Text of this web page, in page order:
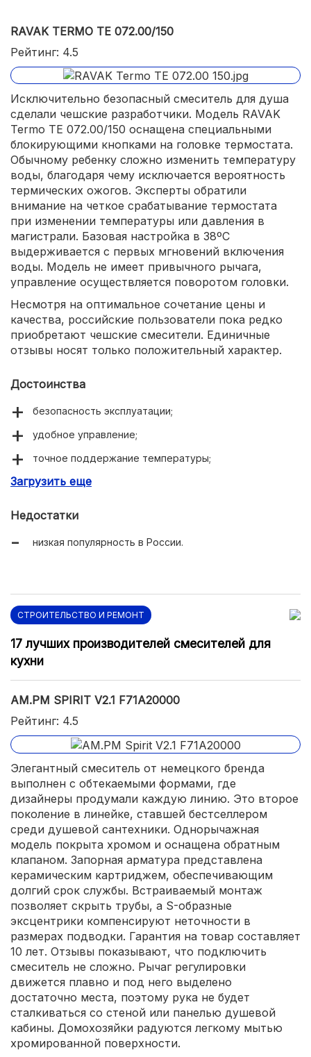
RAVAK TERMO TE 072.00/150
Рейтинг: 4.5
Исключительно безопасный смеситель для душа
сделали чешские разработчики. Модель RAVAK
Termo TE 072.00/150 оснащена специальными
блокирующими кнопками на головке термостата.
Обычному ребенку сложно изменить температуру
воды, благодаря чему исключается вероятность
термических ожогов. Эксперты обратили
внимание на четкое срабатывание термостата
при изменении температуры или давления в
магистрали. Базовая настройка в 38ºС
выдерживается с первых мгновений включения
воды. Модель не имеет привычного рычага,
управление осуществляется поворотом головки.
Несмотря на оптимальное сочетание цены и
качества, российские пользователи пока редко
приобретают чешские смесители. Единичные
отзывы носят только положительный характер.
Достоинства
безопасность эксплуатации;
удобное управление;
точное поддержание температуры;
демократичная цена.
Загрузить еще
Недостатки
низкая популярность в России.
СТРОИТЕЛЬСТВО И РЕМОНТ
17 лучших производителей смесителей для
кухни
AM.PM SPIRIT V2.1 F71A20000
Рейтинг: 4.5
Элегантный смеситель от немецкого бренда
выполнен с обтекаемыми формами, где
дизайнеры продумали каждую линию. Это второе
поколение в линейке, ставшей бестселлером
среди душевой сантехники. Однорычажная
модель покрыта хромом и оснащена обратным
клапаном. Запорная арматура представлена
керамическим картриджем, обеспечивающим
долгий срок службы. Встраиваемый монтаж
позволяет скрыть трубы, а S-образные
эксцентрики компенсируют неточности в
размерах подводки. Гарантия на товар составляет
10 лет. Отзывы показывают, что подключить
смеситель не сложно. Рычаг регулировки
движется плавно и под него выделено
достаточно места, поэтому рука не будет
сталкиваться со стеной или панелью душевой
кабины. Домохозяйки радуются легкому мытью
хромированной поверхности.